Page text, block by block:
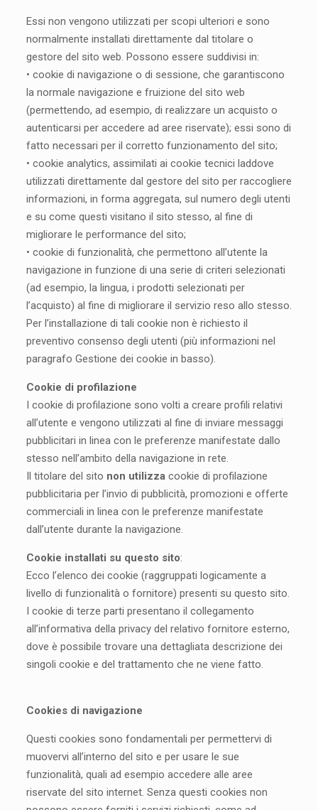
Essi non vengono utilizzati per scopi ulteriori e sono
normalmente installati direttamente dal titolare o
gestore del sito web. Possono essere suddivisi in:
• cookie di navigazione o di sessione, che garantiscono
la normale navigazione e fruizione del sito web
(permettendo, ad esempio, di realizzare un acquisto o
autenticarsi per accedere ad aree riservate); essi sono di
fatto necessari per il corretto funzionamento del sito;
• cookie analytics, assimilati ai cookie tecnici laddove
utilizzati direttamente dal gestore del sito per raccogliere
informazioni, in forma aggregata, sul numero degli utenti
e su come questi visitano il sito stesso, al fine di
migliorare le performance del sito;
• cookie di funzionalità, che permettono all’utente la
navigazione in funzione di una serie di criteri selezionati
(ad esempio, la lingua, i prodotti selezionati per
l’acquisto) al fine di migliorare il servizio reso allo stesso.
Per l’installazione di tali cookie non è richiesto il
preventivo consenso degli utenti (più informazioni nel
paragrafo Gestione dei cookie in basso).
Cookie di profilazione
I cookie di profilazione sono volti a creare profili relativi
all’utente e vengono utilizzati al fine di inviare messaggi
pubblicitari in linea con le preferenze manifestate dallo
stesso nell’ambito della navigazione in rete.
Il titolare del sito non utilizzacookie di profilazione
pubblicitaria per l’invio di pubblicità, promozioni e offerte
commerciali in linea con le preferenze manifestate
dall’utente durante la navigazione.
Cookie installati su questo sito:
Ecco l’elenco dei cookie (raggruppati logicamente a
livello di funzionalità o fornitore) presenti su questo sito.
I cookie di terze parti presentano il collegamento
all’informativa della privacy del relativo fornitore esterno,
dove è possibile trovare una dettagliata descrizione dei
singoli cookie e del trattamento che ne viene fatto.
Cookies di navigazione
Questi cookies sono fondamentali per permettervi di
muovervi all’interno del sito e per usare le sue
funzionalità, quali ad esempio accedere alle aree
riservate del sito internet. Senza questi cookies non